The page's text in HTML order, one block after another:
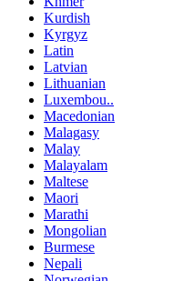
Kurdish
Kyrgyz
Latin
Latvian
Lithuanian
Luxembou..
Macedonian
Malagasy
Malay
Malayalam
Maltese
Maori
Marathi
Mongolian
Burmese
Nepali